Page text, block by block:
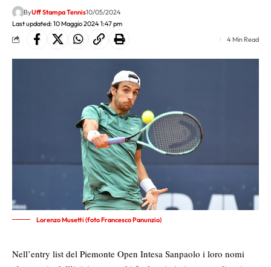
Last updated: 10 Maggio 2024 1:47 pm
ByUff Stampa Tennis10/05/2024
4 Min Read
Lorenzo Musetti (foto Francesco Panunzio)
Nell’entry list del Piemonte Open Intesa Sanpaolo i loro nomi